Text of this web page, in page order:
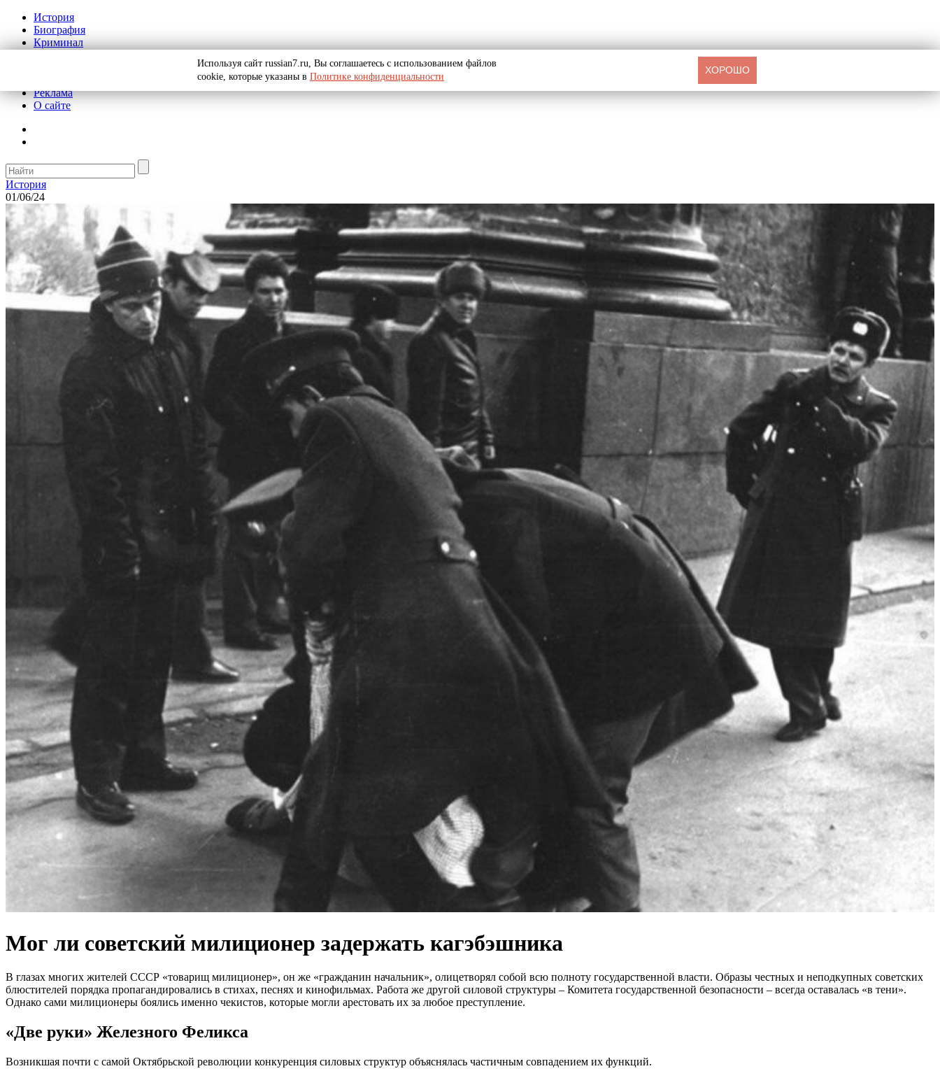
История
Биография
Криминал
Реклама
О сайте
История
01/06/24
Мог ли советский милиционер задержать кагэбэшника
В глазах многих жителей СССР «товарищ милиционер», он же «гражданин начальник», олицетворял собой всю полноту государственной власти. Образы честных и неподкупных советских
блюстителей порядка пропагандировались в стихах, песнях и кинофильмах. Работа же другой силовой структуры – Комитета государственной безопасности – всегда оставалась «в тени».
Однако сами милиционеры боялись именно чекистов, которые могли арестовать их за любое преступление.
«Две руки» Железного Феликса
Возникшая почти с самой Октябрьской революции конкуренция силовых структур объяснялась частичным совпадением их функций.
Используя сайт russian7.ru, Вы соглашаетесь с использованием файлов
cookie, которые указаны в Политике конфиденциальности
ХОРОШО